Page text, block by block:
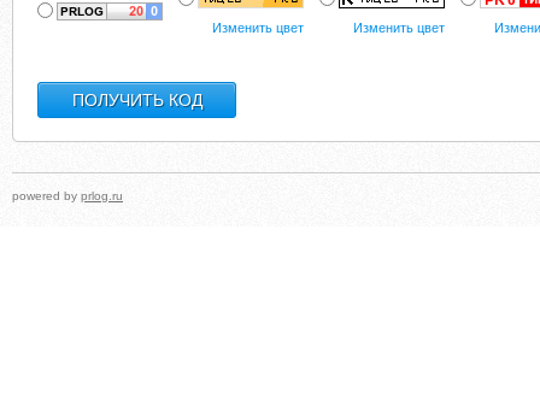
Изменить цвет Изменить цвет
powered by prlog.ru